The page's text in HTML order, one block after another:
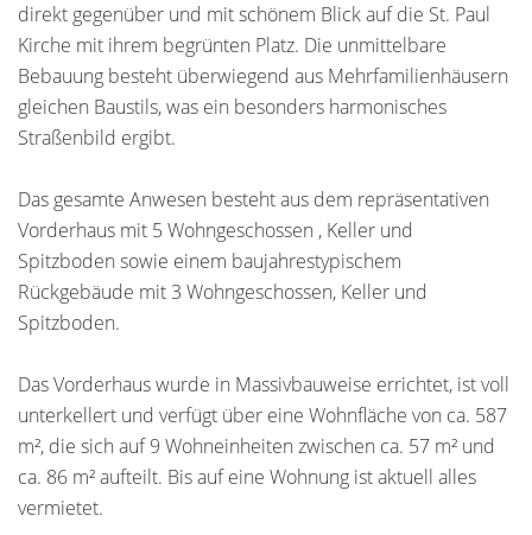
direkt gegenüber und mit schönem Blick auf die St. Paul
Kirche mit ihrem begrünten Platz. Die unmittelbare
Bebauung besteht überwiegend aus Mehrfamilienhäusern
gleichen Baustils, was ein besonders harmonisches
Straßenbild ergibt.
Das gesamte Anwesen besteht aus dem repräsentativen
Vorderhaus mit 5 Wohngeschossen , Keller und
Spitzboden sowie einem baujahrestypischem
Rückgebäude mit 3 Wohngeschossen, Keller und
Spitzboden.
Das Vorderhaus wurde in Massivbauweise errichtet, ist voll
unterkellert und verfügt über eine Wohnfläche von ca. 587
m², die sich auf 9 Wohneinheiten zwischen ca. 57 m² und
ca. 86 m² aufteilt. Bis auf eine Wohnung ist aktuell alles
vermietet.